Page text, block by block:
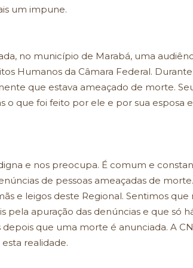
um impune.
no município de Marabá, uma
Humanos da Câmara Federal.
que estava ameaçado de morte.
o que foi feito por ele e por sua esposa
e nos preocupa. É comum e
de pessoas ameaçadas de
e leigos deste Regional. Sentimos que
pela apuração das denúncias e que só
depois que uma morte é anunciada. A
realidade.